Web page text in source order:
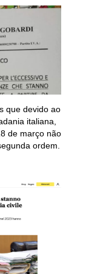
que devido ao
italiana,
de março não
ordem.